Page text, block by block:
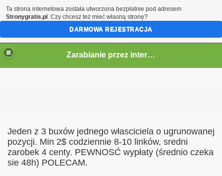
Zarabianie przez internet
Jeden z 3 buxów jednego własciciela o ugrunowanej
pozycji. Min 2$ codziennie 8-10 linków, sredni
zarobek 4 centy. PEWNOSĆ wypłaty (średnio czeka
sie 48h) POLECAM.
Ta strona internetowa została utworzona bezpłatnie pod adresem
Stronygratis.pl . Czy chcesz też mieć własną stronę?
DARMOWA REJESTRACJA